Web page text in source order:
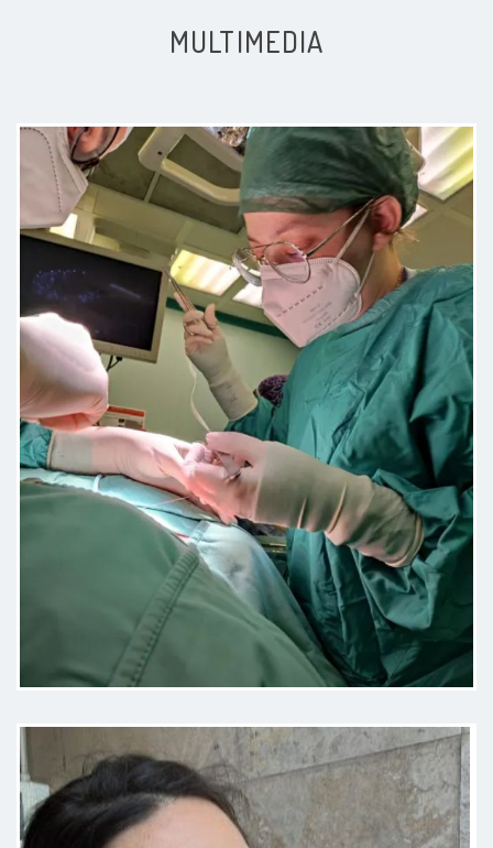
incontrare una professionista così
chiunque cerchi un medico capace,
attento e davvero vicino ai propri
pazienti. Grazie di cuore!
Paziente
Visita scrupolosa e terapia davvero
efficace. È un medico davvero
preparato e competente. In più è
una persona empatica che mette a
proprio agio ed è sempre pronta a
fugare ogni dubbio e perplessità.
Eccezionale sotto ogni punto di
vista.
MULTIMEDIA